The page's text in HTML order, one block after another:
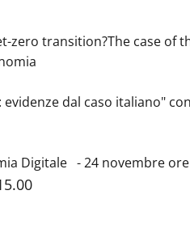
transition?The case
dal caso italiano"
Digitale - 24 novembre